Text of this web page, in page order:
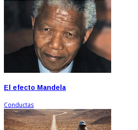
El efecto Mandela
Conductas